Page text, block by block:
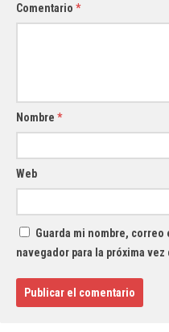
Comentario *
Nombre *
Web
Guarda mi nombre,
navegador para la próxima